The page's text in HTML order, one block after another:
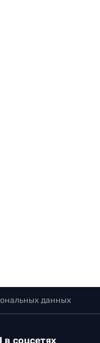
данных
в соцсетях